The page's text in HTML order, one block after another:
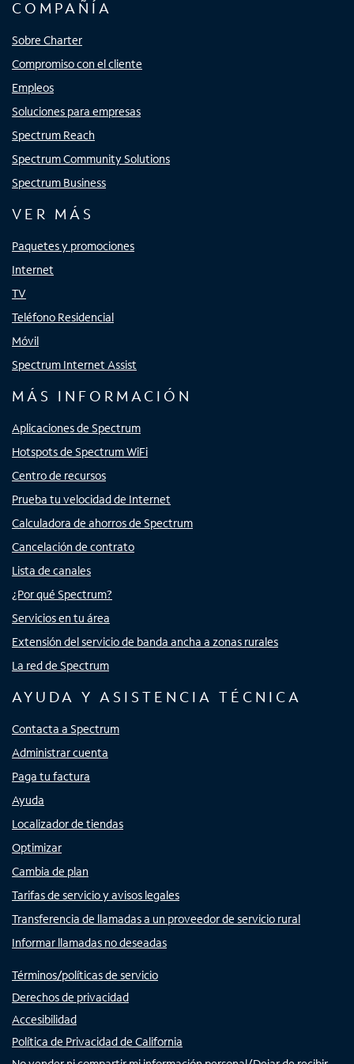
COMPAÑÍA
Sobre Charter
Compromiso con el cliente
Empleos
Soluciones para empresas
Spectrum Reach
Spectrum Community Solutions
Spectrum Business
VER MÁS
Paquetes y promociones
Internet
TV
Teléfono Residencial
Móvil
Spectrum Internet Assist
MÁS INFORMACIÓN
Aplicaciones de Spectrum
Hotspots de Spectrum WiFi
Centro de recursos
Prueba tu velocidad de Internet
Calculadora de ahorros de Spectrum
Cancelación de contrato
Lista de canales
¿Por qué Spectrum?
Servicios en tu área
Extensión del servicio de banda ancha a zonas rurales
La red de Spectrum
AYUDA Y ASISTENCIA TÉCNICA
Contacta a Spectrum
Administrar cuenta
Paga tu factura
Ayuda
Localizador de tiendas
Optimizar
Cambia de plan
Tarifas de servicio y avisos legales
Transferencia de llamadas a un proveedor de servicio rural
Informar llamadas no deseadas
Términos/políticas de servicio
Derechos de privacidad
Accesibilidad
Política de Privacidad de California